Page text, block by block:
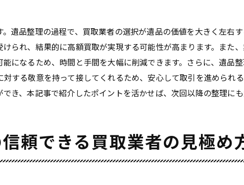
者選びがもたらすメリット
品整理市場における業者の役割
の選定が遺品整理に与える効果
業者選びが重要なのか
整理成功の秘訣は買取業者の選定にあり
遺品整理の過程で、買取業者の選択が遺品の価値を大きく左右
られ、結果的に高額買取が実現する可能性が高まります。また
になるため、時間と手間を大幅に削減できます。さらに、遺品
する敬意を持って接してくれるため、安心して取引を進められ
き、本記事で紹介したポイントを活かせば、次回以降の整理にも
頼できる買取業者の見極め